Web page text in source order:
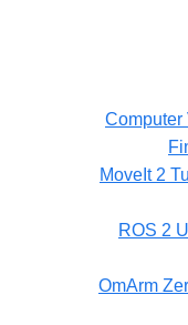
Computer
MoveIt 2
ROS 2
OmArm